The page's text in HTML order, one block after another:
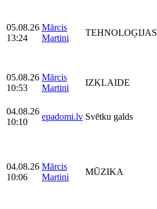
05.08.26
13:24
Mārcis
Martini
TEHNOLOĢIJAS
05.08.26
10:53
Mārcis
Martini
IZKLAIDE
04.08.26
10:10
epadomi.lv Svētku galds
04.08.26
10:06
Mārcis
Martini
MŪZIKA